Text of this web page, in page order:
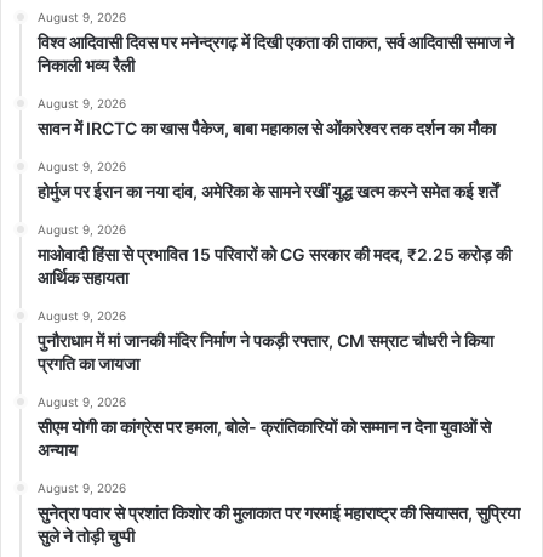
August 9, 2026
विश्व आदिवासी दिवस पर मनेन्द्रगढ़ में दिखी एकता की ताकत, सर्व आदिवासी समाज ने
निकाली भव्य रैली
August 9, 2026
सावन में IRCTC का खास पैकेज, बाबा महाकाल से ओंकारेश्वर तक दर्शन का मौका
August 9, 2026
होर्मुज पर ईरान का नया दांव, अमेरिका के सामने रखीं युद्ध खत्म करने समेत कई शर्तें
August 9, 2026
माओवादी हिंसा से प्रभावित 15 परिवारों को CG सरकार की मदद, ₹2.25 करोड़ की
आर्थिक सहायता
August 9, 2026
पुनौराधाम में मां जानकी मंदिर निर्माण ने पकड़ी रफ्तार, CM सम्राट चौधरी ने किया
प्रगति का जायजा
August 9, 2026
सीएम योगी का कांग्रेस पर हमला, बोले- क्रांतिकारियों को सम्मान न देना युवाओं से
अन्याय
August 9, 2026
सुनेत्रा पवार से प्रशांत किशोर की मुलाकात पर गरमाई महाराष्ट्र की सियासत, सुप्रिया
सुले ने तोड़ी चुप्पी